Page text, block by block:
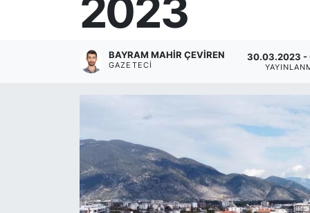
2023
BAYRAM MAHIR ÇEVİREN
GAZETECI
30.03.2023 -